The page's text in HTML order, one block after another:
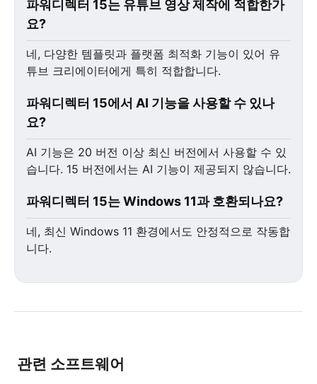
파워디렉터 15는 유튜브 영상 제작에 적합한가
요?
네, 다양한 템플릿과 플랫폼 최적화 기능이 있어 유
튜브 크리에이터에게 특히 적합합니다.
파워디렉터 15에서 AI 기능을 사용할 수 있나
요?
AI 기능은 20 버전 이상 최신 버전에서 사용할 수 있
습니다. 15 버전에서는 AI 기능이 제공되지 않습니다.
파워디렉터 15는 Windows 11과 호환되나요?
네, 최신 Windows 11 환경에서도 안정적으로 작동합
니다.
관련 소프트웨어